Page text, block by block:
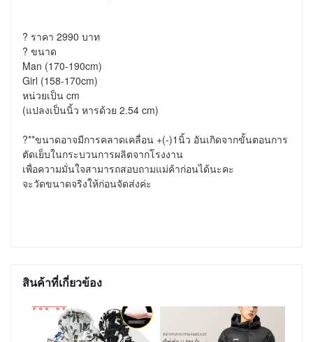
? ราคา 2990 บาท
? ขนาด
Man (170-190cm)
Girl (158-170cm)
หน่วยเป็น cm
(แปลงเป็นนิ้ว หารด้วย 2.54 cm)
?**ขนาดอาจมีการคลาดเคลื่อน +(-)1นิ้ว อันเกิดจากขั้นตอนการ
ตัดเย็บในกระบวนการผลิตจากโรงงาน
เพื่อความมั่นใจสามารถสอบถามแม่ค้าก่อนได้นะคะ
จะวัดขนาดจริงให้ก่อนจัดส่งค่ะ
สินค้าที่เกี่ยวข้อง